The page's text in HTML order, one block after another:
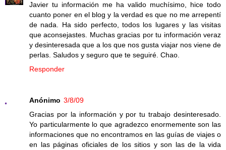
Javier tu información me ha valido muchísimo, hice todo
cuanto poner en el blog y la verdad es que no me arrepentí
de nada. Ha sido perfecto, todos los lugares y las visitas
que aconsejastes. Muchas gracias por tu información veraz
y desinteresada que a los que nos gusta viajar nos viene de
perlas. Saludos y seguro que te seguiré. Chao.
Responder
Anónimo 3/8/09
Gracias por la información y por tu trabajo desinteresado.
Yo particularmente lo que agradezco enormemente son las
informaciones que no encontramos en las guías de viajes o
en las páginas oficiales de los sitios y son las de la vida